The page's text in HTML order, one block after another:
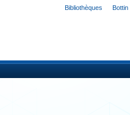
Bibliothèques Bottin